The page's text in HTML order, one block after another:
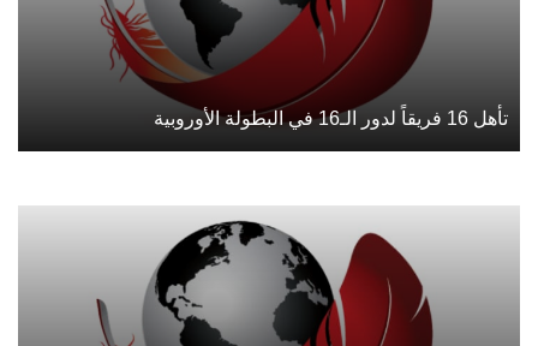
تأهل 16 فريقاً لدور الـ16 في البطولة الأوروبية